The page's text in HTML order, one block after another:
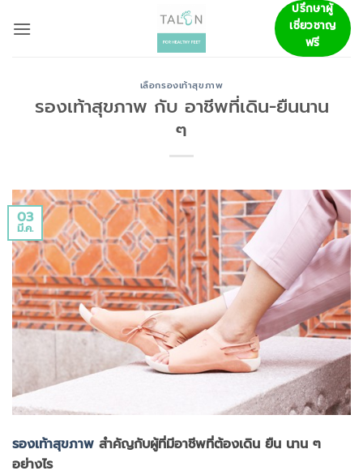
ปรึกษาผู้
เชี่ยวชาญ
ฟรี
เลือกรองเท้าสุขภาพ
รองเท้าสุขภาพ กับ อาชีพที่เดิน-ยืนนาน
ๆ
03
มี.ค.
รองเท้าสุขภาพ สำคัญกับผู้ที่มีอาชีพที่ต้องเดิน ยืน นาน ๆ
อย่างไร